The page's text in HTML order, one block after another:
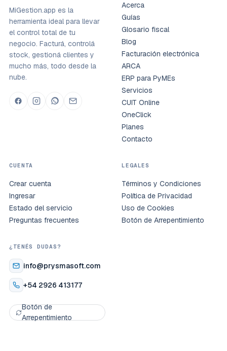
MiGestion.app es la
herramienta ideal para llevar
el control total de tu
negocio. Facturá, controlá
stock, gestioná clientes y
mucho más, todo desde la
nube.
Acerca
Guías
Glosario fiscal
Blog
Facturación electrónica
ARCA
ERP para PyMEs
Servicios
CUIT Online
OneClick
Planes
Contacto
CUENTA
Crear cuenta
Ingresar
Estado del servicio
Preguntas frecuentes
LEGALES
Términos y Condiciones
Política de Privacidad
Uso de Cookies
Botón de Arrepentimiento
¿TENÉS DUDAS?
info@prysmasoft.com
+54 2926 413177
Botón de
Arrepentimiento